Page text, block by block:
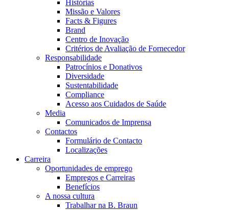
Histórias
Missão e Valores
Facts & Figures
Brand
Centro de Inovação
Critérios de Avaliação de Fornecedor
Responsabilidade
Patrocínios e Donativos
Diversidade
Sustentabilidade
Compliance
Acesso aos Cuidados de Saúde
Media
Comunicados de Imprensa
Contactos
Formulário de Contacto
Localizações
Carreira
Oportunidades de emprego
Empregos e Carreiras
Benefícios
A nossa cultura
Trabalhar na B. Braun